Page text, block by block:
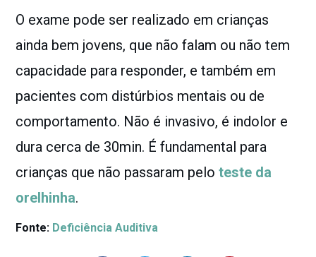
O exame pode ser realizado em crianças
ainda bem jovens, que não falam ou não tem
capacidade para responder, e também em
pacientes com distúrbios mentais ou de
comportamento. Não é invasivo, é indolor e
dura cerca de 30min. É fundamental para
crianças que não passaram pelo teste da
orelhinha.
Fonte: Deficiência Auditiva